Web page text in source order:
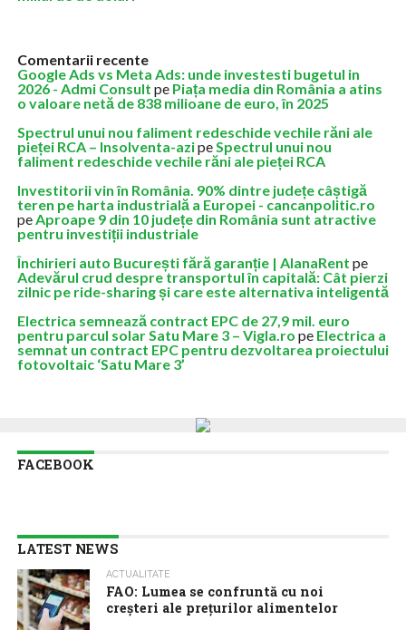
Comentarii recente
Google Ads vs Meta Ads: unde investesti bugetul in
2026 - Admi Consult pe Piața media din România a atins
o valoare netă de 838 milioane de euro, în 2025
Spectrul unui nou faliment redeschide vechile răni ale
pieței RCA – Insolventa-azipeSpectrul unui nou
faliment redeschide vechile răni ale pieței RCA
Investitorii vin în România. 90% dintre județe câștigă
teren pe harta industrială a Europei - cancanpolitic.ro
peAproape 9 din 10 județe din România sunt atractive
pentru investiții industriale
Închirieri auto București fără garanție | AlanaRent pe
Adevărul crud despre transportul în capitală: Cât pierzi
zilnic pe ride-sharing și care este alternativa inteligentă
Electrica semnează contract EPC de 27,9 mil. euro
pentru parcul solar Satu Mare 3 – Vigla.ro pe Electrica a
semnat un contract EPC pentru dezvoltarea proiectului
fotovoltaic ‘Satu Mare 3’
FACEBOOK
LATEST NEWS
ACTUALITATE
FAO: Lumea se confruntă cu noi
creșteri ale prețurilor alimentelor